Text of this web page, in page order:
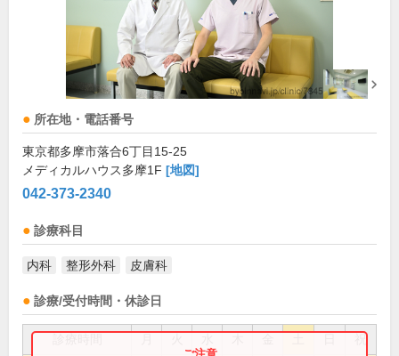
所在地・電話番号
東京都多摩市落合6丁目15-25
メディカルハウス多摩1F [地図]
042-373-2340
診療科目
内科 整形外科 皮膚科
診療/受付時間・休診日
祝